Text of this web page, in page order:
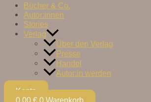
Bücher & Co.
Autor:innen
Stories
Verlag
Über den Verlag
Presse
Handel
Autor:in werden
Konto
0,00 € 0 Warenkorb